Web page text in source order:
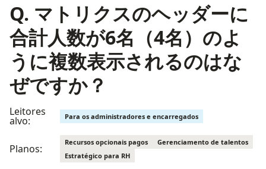
Q. マトリクスのヘッダーに
合計人数が6名（4名）のよ
うに複数表示されるのはな
ぜですか？
Leitores
alvo: Para os administradores e encarregados
Planos:
Recursos opcionais pagos
Gerenciamento de talentos
Estratégico para RH